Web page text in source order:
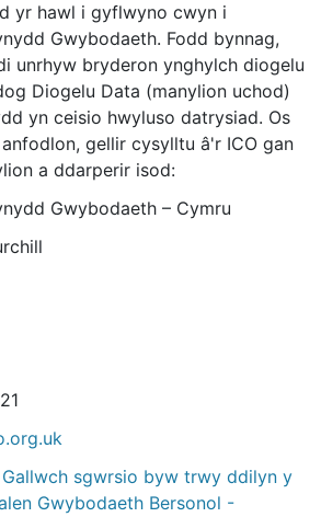
yr hawl i gyflwyno cwyn i
Gwybodaeth. Fodd bynnag,
unrhyw bryderon ynghylch diogelu
Diogelu Data (manylion uchod)
yn ceisio hwyluso datrysiad. Os
gellir cysylltu â'r ICO gan
a ddarperir isod:
Gwybodaeth – Cymru
Gallwch sgwrsio byw trwy ddilyn y
Gwybodaeth Bersonol -